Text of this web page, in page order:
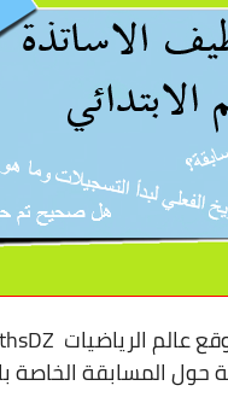
عالم الرياضيات
المسابقة الخاصة